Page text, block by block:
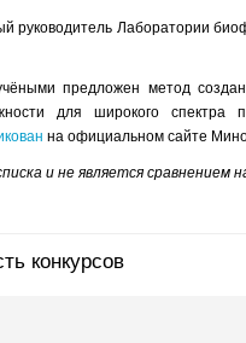
Лаборатории
предложен метод
для широкого
на официальном сайте
и не является сравнением
конкурсов